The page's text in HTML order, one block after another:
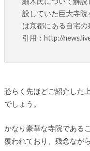
設していた巨大寺
は京都にある自宅の
引用：http://
恐らく先ほどご紹介した
でしょう。
かなり豪華な寺院である
覆われており、残念なが